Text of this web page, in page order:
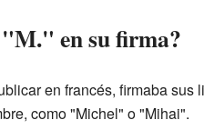
en su firma?
en francés, firmaba sus
como "Michel" o "Mihai".